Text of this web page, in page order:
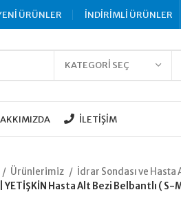
ÜRÜNLER İNDİRİMLİ ÜRÜNLER
KATEGORI SEÇ
İLETIŞIM
Ürünlerimiz
İdrar Sondası ve Hasta
| YETİŞKİN Hasta Alt Bezi Belbantlı ( S-